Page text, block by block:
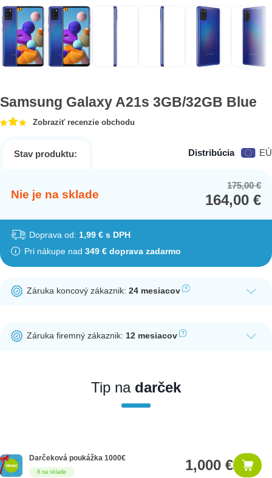
Samsung Galaxy A21s 3GB/32GB Blue
Zobraziť recenzie obchodu
Stav produktu: Distribúcia EÚ
Nie je na sklade
175,00€
164,00€
Doprava od: 1,99 € s DPH
Pri nákupe nad 349 € doprava zadarmo
Záruka koncový zákaznik:24 mesiacov
potrebná registrácia zákazníckeho účtu.
Záruka firemný zákaznik:12 mesiacov
nakupovať ako firemný zákazník, musíte sa pred nákupom
registrovať. Registrácia podlieha overeniu.
Tip nadarček
8 na sklade
Darčeková poukážka 1000€ 1,000 €